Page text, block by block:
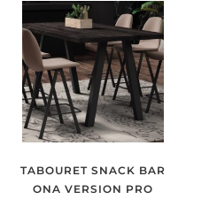
TABOURET SNACK BAR
ONA VERSION PRO